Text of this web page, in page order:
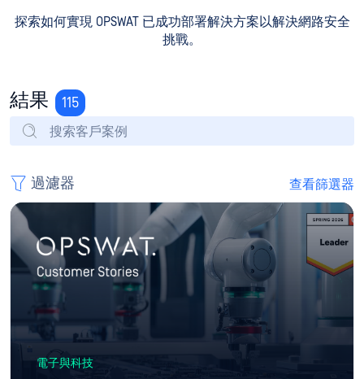
探索如何實現 OPSWAT 已成功部署解決方案以解決網路安全
挑戰。
結果 115
過濾器 查看篩選器
電子與科技